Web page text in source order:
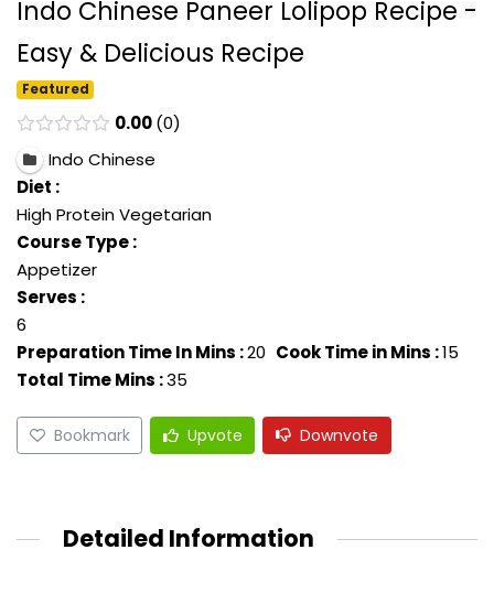
Indo Chinese Paneer Lolipop Recipe -
Easy & Delicious Recipe
Featured
0.00 0
Indo Chinese
Diet :
High Protein Vegetarian
Course Type :
Appetizer
Serves :
6
Preparation Time In Mins :20 Cook Time in Mins :15
Total Time Mins :35
Bookmark Upvote Downvote
Detailed Information